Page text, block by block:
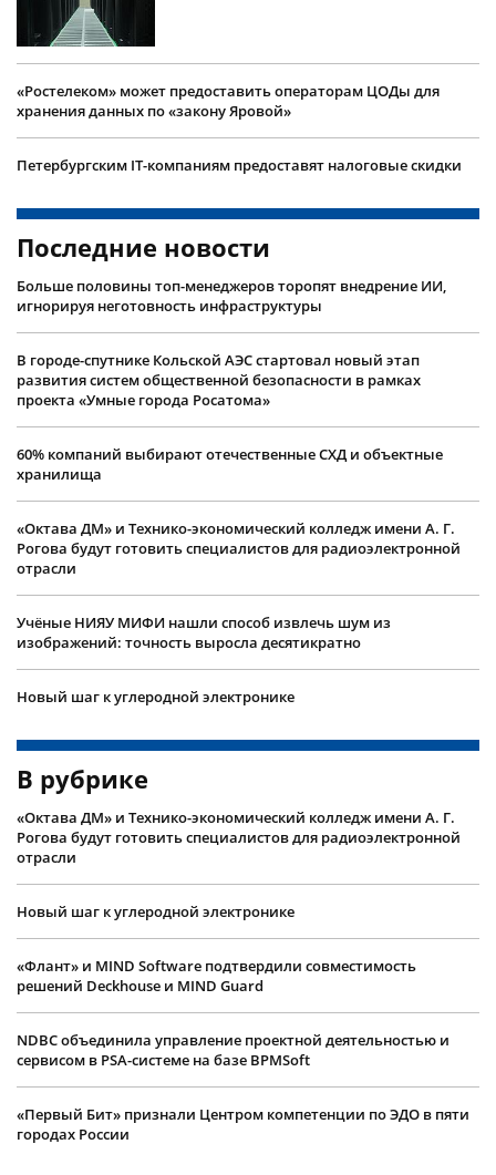
«Ростелеком» может предоставить операторам ЦОДы для
хранения данных по «закону Яровой»
Петербургским IT-компаниям предоставят налоговые скидки
Последние новости
Больше половины топ-менеджеров торопят внедрение ИИ,
игнорируя неготовность инфраструктуры
В городе-спутнике Кольской АЭС стартовал новый этап
развития систем общественной безопасности в рамках
проекта «Умные города Росатома»
60% компаний выбирают отечественные СХД и объектные
хранилища
«Октава ДМ» и Технико-экономический колледж имени А. Г.
Рогова будут готовить специалистов для радиоэлектронной
отрасли
Учëные НИЯУ МИФИ нашли способ извлечь шум из
изображений: точность выросла десятикратно
Новый шаг к углеродной электронике
В рубрике
«Октава ДМ» и Технико-экономический колледж имени А. Г.
Рогова будут готовить специалистов для радиоэлектронной
отрасли
Новый шаг к углеродной электронике
«Флант» и MIND Software подтвердили совместимость
решений Deckhouse и MIND Guard
NDBC объединила управление проектной деятельностью и
сервисом в PSA-системе на базе BPMSoft
«Первый Бит» признали Центром компетенции по ЭДО в пяти
городах России